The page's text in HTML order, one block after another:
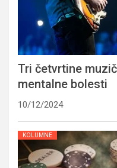
Tri četvrtine
mentalne bolesti
10/12/2024
KOLUMNE